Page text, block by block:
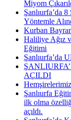
Miyom
Şanlıurfa’da
Yöntemle
Kurban
Haliliye Ağız
Eğitimi
Şanlıurfa’da
AÇILDI
Şanlıurfa
ilk olma
açıldı.